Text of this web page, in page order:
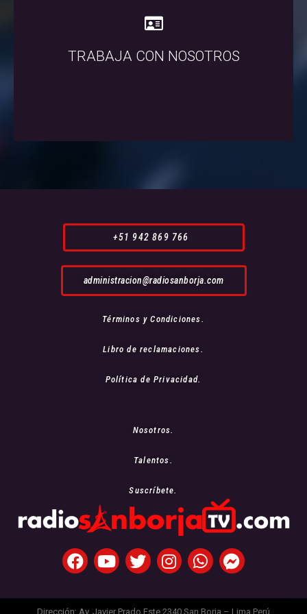
TRABAJA CON NOSOTROS
ENVIAR CV
+51 942 869 766
administracion@radiosanborja.com
Términos y Condiciones.
Libro de reclamaciones.
Política de Privacidad.
Nosotros.
Talentos.
Suscríbete.
Dirección: Av. Javier Prado Este 2340 San Borja – Lima Perú